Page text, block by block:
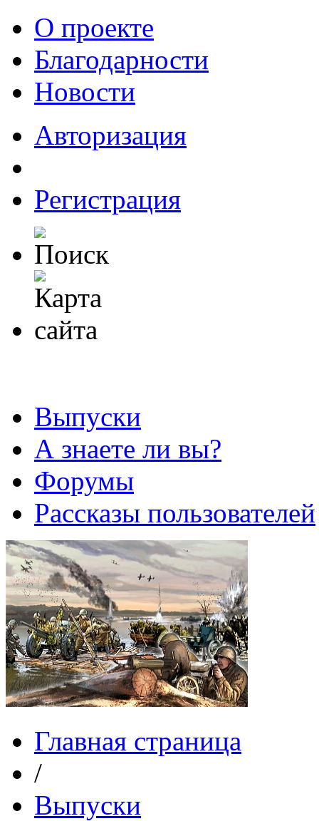
О проекте
Благодарности
Новости
Авторизация
Регистрация
Выпуски
А знаете ли вы?
Форумы
Рассказы пользователей
Главная страница
/
Выпуски